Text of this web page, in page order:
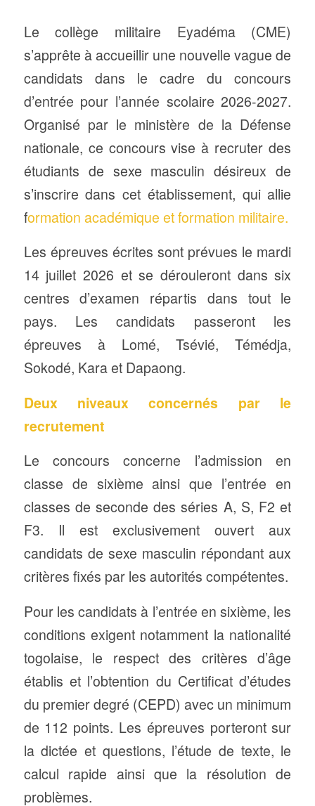
Le collège militaire Eyadéma (CME)
s’apprête à accueillir une nouvelle vague de
candidats dans le cadre du concours
d’entrée pour l’année scolaire 2026-2027.
Organisé par le ministère de la Défense
nationale, ce concours vise à recruter des
étudiants de sexe masculin désireux de
s’inscrire dans cet établissement, qui allie
formation académique et formation militaire.
Les épreuves écrites sont prévues le mardi
14 juillet 2026 et se dérouleront dans six
centres d’examen répartis dans tout le
pays. Les candidats passeront les
épreuves à Lomé, Tsévié, Témédja,
Sokodé, Kara et Dapaong.
Deux niveaux concernés par le
recrutement
Le concours concerne l’admission en
classe de sixième ainsi que l’entrée en
classes de seconde des séries A, S, F2 et
F3. Il est exclusivement ouvert aux
candidats de sexe masculin répondant aux
critères fixés par les autorités compétentes.
Pour les candidats à l’entrée en sixième, les
conditions exigent notamment la nationalité
togolaise, le respect des critères d’âge
établis et l’obtention du Certificat d’études
du premier degré (CEPD) avec un minimum
de 112 points. Les épreuves porteront sur
la dictée et questions, l’étude de texte, le
calcul rapide ainsi que la résolution de
problèmes.